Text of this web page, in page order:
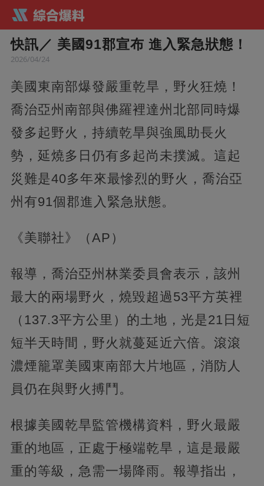
快訊／ 美國91郡宣布 進入緊急狀態！
2026/04/24
美國東南部爆發嚴重乾旱，野火狂燒！
喬治亞州南部與佛羅裡達州北部同時爆
發多起野火，持續乾旱與強風助長火
勢，延燒多日仍有多起尚未撲滅。這起
災難是40多年來最慘烈的野火，喬治亞
州有91個郡進入緊急狀態。
《美聯社》（AP）
報導，喬治亞州林業委員會表示，該州
最大的兩場野火，燒毀超過53平方英裡
（137.3平方公里）的土地，光是21日短
短半天時間，野火就蔓延近六倍。滾滾
濃煙籠罩美國東南部大片地區，消防人
員仍在與野火搏鬥。
根據美國乾旱監管機構資料，野火最嚴
重的地區，正處于極端乾旱，這是最嚴
重的等級，急需一場降雨。報導指出，